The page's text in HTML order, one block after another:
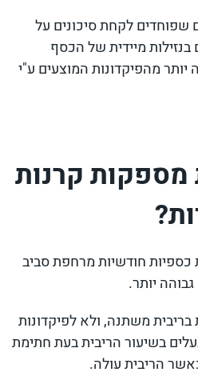
לקחת סיכונים על
מיידית של הכסף
מהפיקדונות המוצעים ע"י
מספקות קרנות
חודשיות מרחפת סביב
יותר.
משתנה, ולא לפיקדונות
בשיעור הריבית בעת חתימת
הריבית עולה.